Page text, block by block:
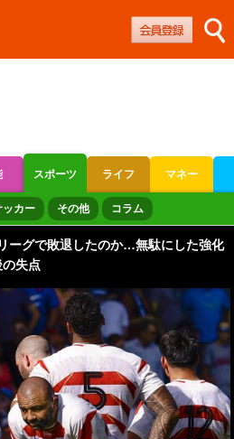
スポーツ ライフ マネー
レース
ッカー その他 コラム
ーグで敗退したのか…無駄にした強化
失点